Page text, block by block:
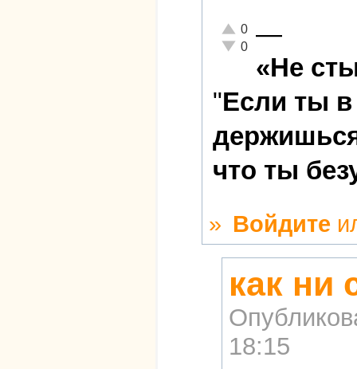
Отлично!
0
Неадекватно!
0 —
«Не
"Если ты
что ты
» Войдите
как ни
18:15